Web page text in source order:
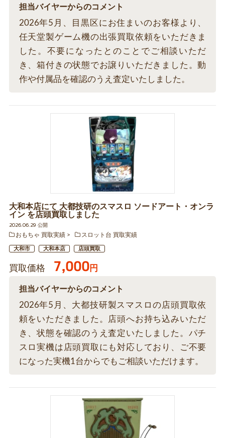
担当バイヤーからのコメント
2026年5月、目黒区にお住まいのお客様より、
任天堂製ゲーム機の出張買取依頼をいただきま
した。不要になったとのことでご相談いただ
き、箱付きの状態でお譲りいただきました。動
作や付属品を確認のうえ査定いたしました。
大和本店にて 大都技研のスマスロ ソードアート・オンラ
イン を店頭買取しました
2026.06.29 公開
おもちゃ 買取実績
スロット台 買取実績
大和市 大和本店 店頭買取
買取価格 7,000円
担当バイヤーからのコメント
2026年5月、大都技研製スマスロの店頭買取依
頼をいただきました。店頭へお持ち込みいただ
き、状態を確認のうえ査定いたしました。パチ
スロ実機は店頭買取にも対応しており、ご不要
になった実機1台からでもご相談いただけます。